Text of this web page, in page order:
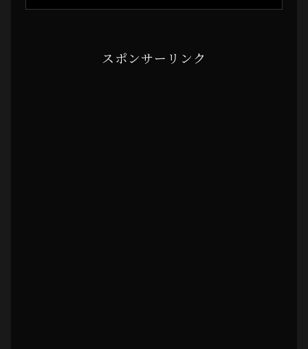
スポンサーリンク